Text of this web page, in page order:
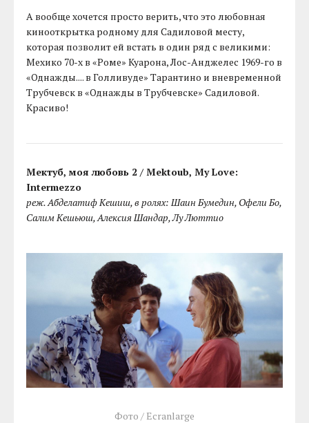
А вообще хочется просто верить, что это любовная
кинооткрытка родному для Садиловой месту,
которая позволит ей встать в один ряд с великими:
Мехико 70-х в «Роме» Куарона, Лос-Анджелес 1969-го в
«Однажды.... в Голливуде» Тарантино и вневременной
Трубчевск в «Однажды в Трубчевске» Садиловой.
Красиво!
Мектуб, моя любовь 2 / Mektoub, My Love:
Intermezzo
реж. Абделатиф Кешиш, в ролях: Шаин Бумедин, Офели Бо,
Салим Кешьюш, Алексия Шандар, Лу Люттио
Фото / Ecranlarge